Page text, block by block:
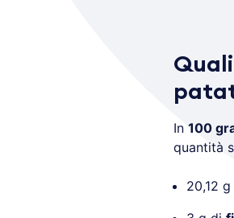
In 100
quantità
20,12